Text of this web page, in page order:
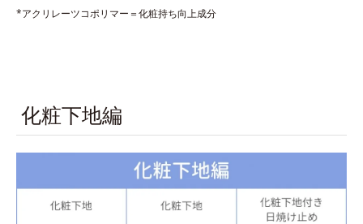
*アクリレーツコポリマー＝化粧持ち向上成分
化粧下地編